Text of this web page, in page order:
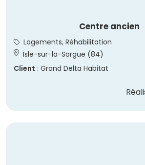
Centre ancien
Logements, Réhabilitation
Isle-sur-la-Sorgue (84)
Client : Grand Delta Habitat